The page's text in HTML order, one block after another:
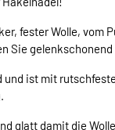
fester Wolle, vom
Sie
ist mit
glatt damit die